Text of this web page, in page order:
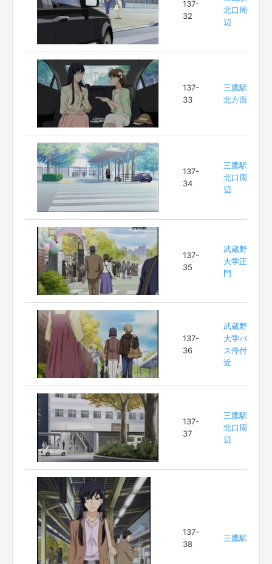
137-
32
北口周
辺
137-
33
三鷹駅
北方面
137-
34
三鷹駅
北口周
辺
137-
35
武蔵野
大学正
門
137-
36
武蔵野
大学バ
ス停付
近
137-
37
三鷹駅
北口周
辺
137-
38
三鷹駅